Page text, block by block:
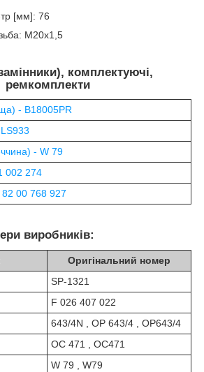
[мм]: 76
M20x1,5
комплектуючі,
ремкомплекти
- B18005PR
- W 79
002 274
82 00 768 927
виробників:
Оригінальний номер
SP-1321
F 026 407 022
643/4N , OP 643/4 , OP643/4
OC 471 , OC471
W 79 , W79